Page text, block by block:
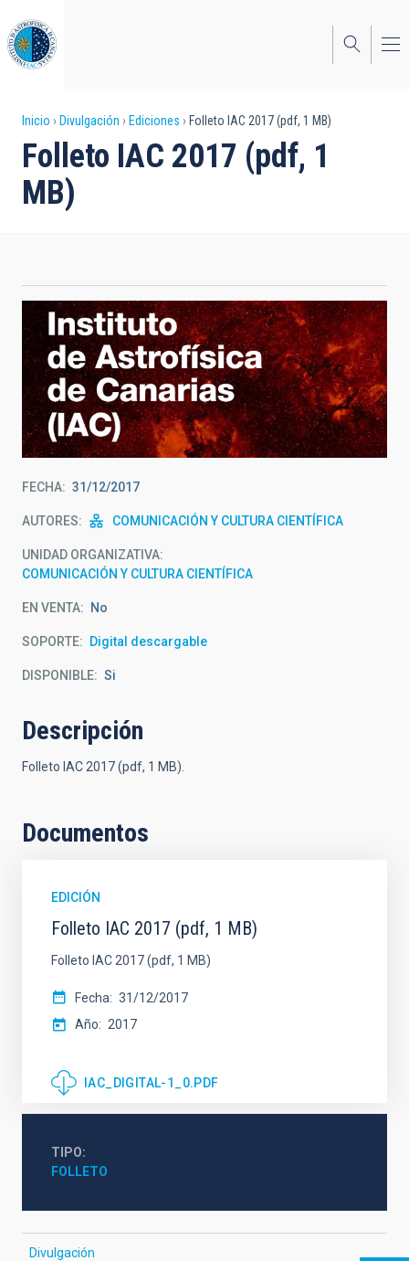
al
contenido
principal
Sobrescribir
enlaces
de
la
navegación
Inicio Divulgación Ediciones Folleto IAC 2017 (pdf, 1 MB)
Folleto IAC 2017 (pdf, 1
MB)
FECHA 31/12/2017
AUTORES COMUNICACIÓN Y CULTURA CIENTÍFICA
UNIDAD ORGANIZATIVA
COMUNICACIÓN Y CULTURA CIENTÍFICA
EN VENTA No
SOPORTE Digital descargable
DISPONIBLE Si
Descripción
Folleto IAC 2017 (pdf, 1 MB).
Documentos
EDICIÓN
Folleto IAC 2017 (pdf, 1 MB)
Folleto IAC 2017 (pdf, 1 MB)
Fecha
31/12/2017
Año
2017
IAC_DIGITAL-1_0.PDF
TIPO
FOLLETO
Divulgación